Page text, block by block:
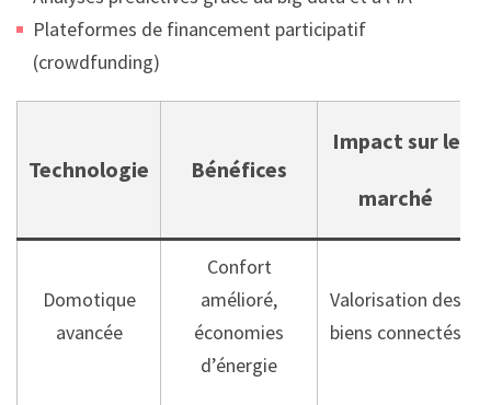
Plateformes de financement participatif
(crowdfunding)
Technologie Bénéfices
Impact sur le
marché
Domotique
avancée
Confort
amélioré,
économies
d’énergie
Valorisation des
biens connectés